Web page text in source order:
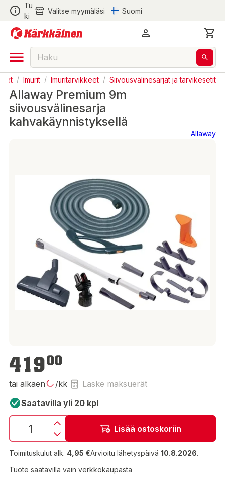
Tu
ki
Valitse myymäläsi Suomi
/ Imurit / Imuritarvikkeet / Siivousvälinesarjat ja tarvikesetit
Allaway Premium 9m
siivousvälinesarja
kahvakäynnistyksellä
Allaway
419,00 €
41900
tai alkaen /kk
Laske maksuerät
Saatavilla yli 20 kpl
Lisää ostoskoriin
Toimituskulut alk. 4,95 €Arvioitu lähetyspäivä 10.8.2026.
Tuote saatavilla vain verkkokaupasta